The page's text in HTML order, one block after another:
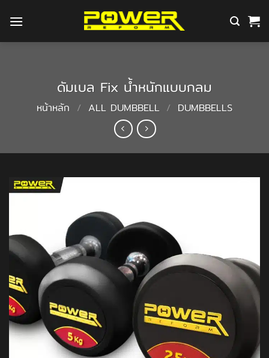
ดัมเบล Fix น้ำหนักแบบกลม
หน้าหลัก / ALL DUMBBELL / DUMBBELLS